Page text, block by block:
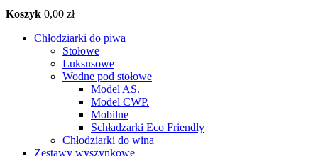
Koszyk 0,00 zł
Chłodziarki do piwa
Stołowe
Luksusowe
Wodne pod stołowe
Model AS.
Model CWP.
Mobilne
Schładzarki Eco Friendly
Chłodziarki do wina
Zestawy wyszynkowe